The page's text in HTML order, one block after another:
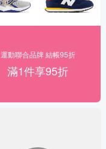
運動聯合品牌 結帳95折
滿1件享95折